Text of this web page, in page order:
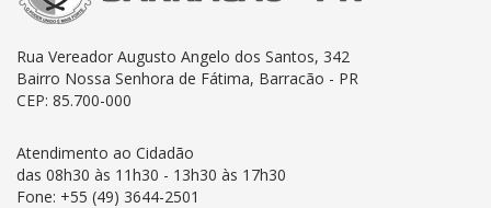
Rua Vereador Augusto Angelo dos Santos, 342
Bairro Nossa Senhora de Fátima, Barracão - PR
CEP: 85.700-000
Atendimento ao Cidadão
das 08h30 às 11h30 - 13h30 às 17h30
Fone: +55 (49) 3644-2501